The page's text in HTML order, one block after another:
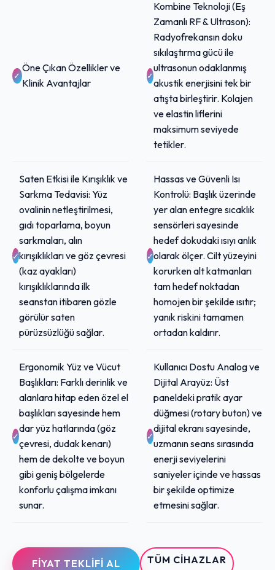
Öne Çıkan Özellikler ve
Klinik Avantajlar
Kombine Teknoloji (Eş
Zamanlı RF & Ultrason):
Radyofrekansın doku
sıkılaştırma gücü ile
ultrasonun odaklanmış
akustik enerjisini tek bir
atışta birleştirir. Kolajen
ve elastin liflerini
maksimum seviyede
tetikler.
Saten Etkisi ile Kırışıklık ve
Sarkma Tedavisi: Yüz
ovalinin netleştirilmesi,
gıdı toparlama, boyun
sarkmaları, alın
kırışıklıkları ve göz çevresi
(kaz ayakları)
kırışıklıklarında ilk
seanstan itibaren gözle
görülür saten
pürüzsüzlüğü sağlar.
Hassas ve Güvenli Isı
Kontrolü: Başlık üzerinde
yer alan entegre sıcaklık
sensörleri sayesinde
hedef dokudaki ısıyı anlık
olarak ölçer. Cilt yüzeyini
korurken alt katmanları
tam hedef noktadan
homojen bir şekilde ısıtır;
yanık riskini tamamen
ortadan kaldırır.
Ergonomik Yüz ve Vücut
Başlıkları: Farklı derinlik ve
alanlara hitap eden özel el
başlıkları sayesinde hem
dar yüz hatlarında (göz
çevresi, dudak kenarı)
hem de dekolte ve boyun
gibi geniş bölgelerde
konforlu çalışma imkanı
sunar.
Kullanıcı Dostu Analog ve
Dijital Arayüz: Üst
paneldeki pratik ayar
düğmesi (rotary buton) ve
dijital ekranı sayesinde,
uzmanın seans sırasında
enerji seviyelerini
saniyeler içinde ve hassas
bir şekilde optimize
etmesini sağlar.
FIYAT TEKLIFI AL TÜM CIHAZLAR